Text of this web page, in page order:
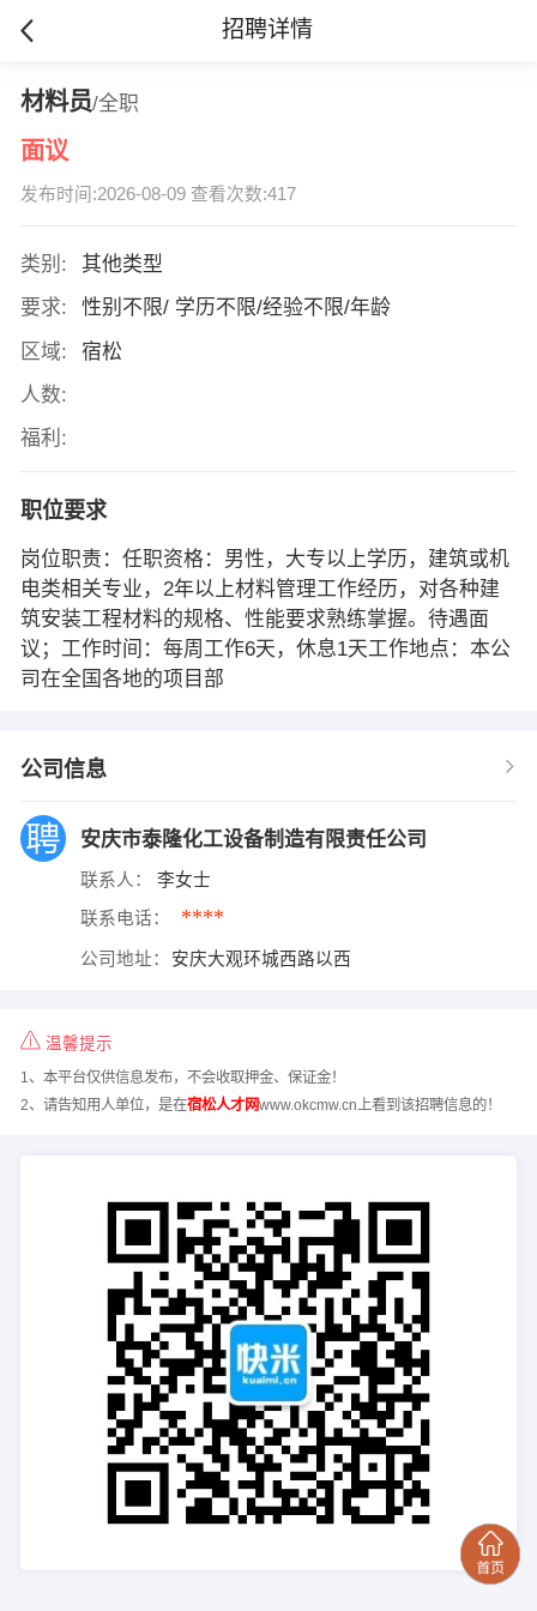
招聘详情
材料员/全职
面议
发布时间:2026-08-09 查看次数:417
类别:
其他类型
要求:
性别不限/ 学历不限/经验不限/年龄
区域:
宿松
人数:
福利:
职位要求
岗位职责：任职资格：男性，大专以上学历，建筑或机
电类相关专业，2年以上材料管理工作经历，对各种建
筑安装工程材料的规格、性能要求熟练掌握。待遇面
议；工作时间：每周工作6天，休息1天工作地点：本公
司在全国各地的项目部
公司信息
安庆市泰隆化工设备制造有限责任公司
联系人： 李女士
联系电话： ****
公司地址： 安庆大观环城西路以西
温馨提示
1、本平台仅供信息发布，不会收取押金、保证金！
2、请告知用人单位，是在宿松人才网www.okcmw.cn上看到该招聘信息的！